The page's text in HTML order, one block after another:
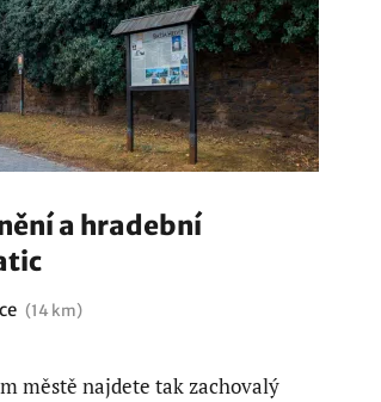
a hradební
(14 km)
městě najdete tak zachovalý